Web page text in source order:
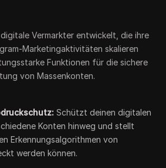
Vermarkter entwickelt, die ihre
Marketingaktivitäten skalieren
Funktionen für die sichere
von Massenkonten.
Schützt deinen digitalen
Konten hinweg und stellt
Erkennungsalgorithmen von
werden können.